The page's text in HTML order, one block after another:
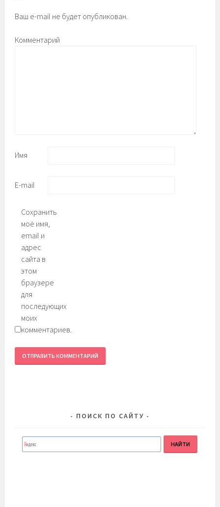
Ваш e-mail не будет опубликован.
Комментарий
Имя
E-mail
Сохранить
моё имя,
email и
адрес
сайта в
этом
браузере
для
последующих
моих
комментариев.
ПОИСК ПО САЙТУ